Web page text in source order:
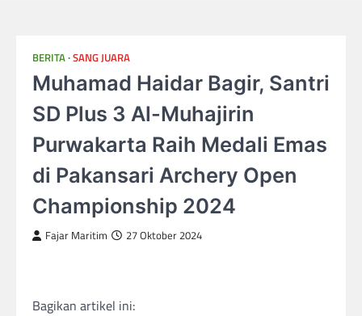
BERITA SANG JUARA
Muhamad Haidar Bagir, Santri
SD Plus 3 Al-Muhajirin
Purwakarta Raih Medali Emas
di Pakansari Archery Open
Championship 2024
Fajar Maritim 27 Oktober 2024
Bagikan artikel ini: